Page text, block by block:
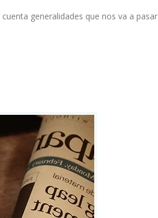
generalidades que nos va a pasar